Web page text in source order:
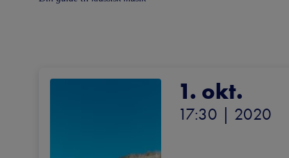
1. okt.
17:30 | 2020